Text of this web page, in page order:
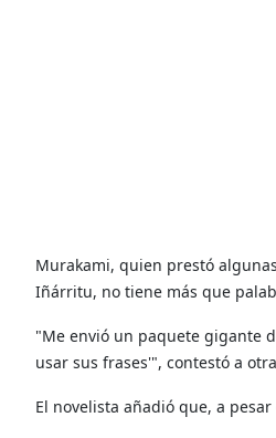
Murakami, quien prestó
Iñárritu, no tiene más que
"Me envió un paquete gigante
usar sus frases'", contestó a
El novelista añadió que, a